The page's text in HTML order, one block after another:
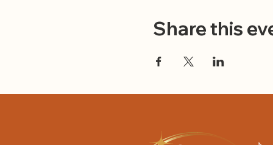
Share this